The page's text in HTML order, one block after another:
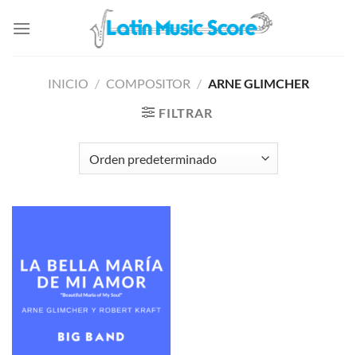
INICIO / COMPOSITOR / ARNE GLIMCHER
FILTRAR